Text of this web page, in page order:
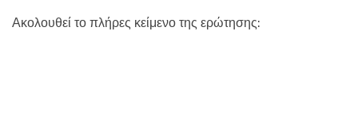
Ακολουθεί το πλήρες κείμενο της ερώτησης: